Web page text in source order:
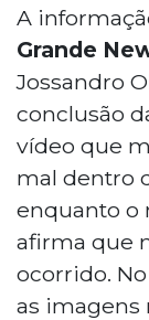
25 anos,
mal na
Grande,
de Mato
conclusão
usado
voluntária
namorado
A
Grande
Jossandro
conclusão
vídeo que
mal dentro
enquanto o
afirma que
ocorrido.
as imagens